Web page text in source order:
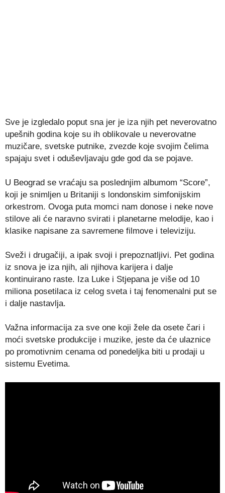
Sve je izgledalo poput sna jer je iza njih pet neverovatno
upešnih godina koje su ih oblikovale u neverovatne
muzičare, svetske putnike, zvezde koje svojim čelima
spajaju svet i oduševljavaju gde god da se pojave.
U Beograd se vraćaju sa poslednjim albumom “Score”,
koji je snimljen u Britaniji s londonskim simfonijskim
orkestrom. Ovoga puta momci nam donose i neke nove
stilove ali će naravno svirati i planetarne melodije, kao i
klasike napisane za savremene filmove i televiziju.
Sveži i drugačiji, a ipak svoji i prepoznatljivi. Pet godina
iz snova je iza njih, ali njihova karijera i dalje
kontinuirano raste. Iza Luke i Stjepana je više od 10
miliona posetilaca iz celog sveta i taj fenomenalni put se
i dalje nastavlja.
Važna informacija za sve one koji žele da osete čari i
moći svetske produkcije i muzike, jeste da će ulaznice
po promotivnim cenama od ponedeljka biti u prodaji u
sistemu Evetima.